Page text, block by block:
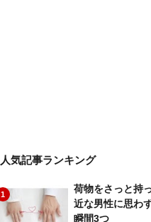
人気記事ランキング
1
荷物をさっと持
近な男性に思わ
瞬間3つ